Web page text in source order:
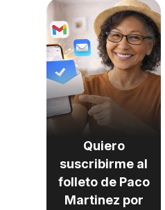
Quiero
suscribirme al
folleto de Paco
Martinez por